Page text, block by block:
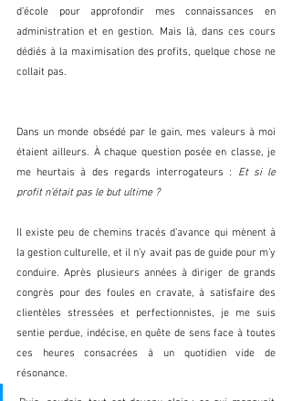
d’école pour approfondir mes connaissances en
administration et en gestion. Mais là, dans ces cours
dédiés à la maximisation des profits, quelque chose ne
collait pas.
Dans un monde obsédé par le gain, mes valeurs à moi
étaient ailleurs. À chaque question posée en classe, je
me heurtais à des regards interrogateurs :
Et si le
profit n’était pas le but ultime ?
Il existe peu de chemins tracés d’avance qui mènent à
la gestion culturelle, et il n’y avait pas de guide pour m’y
conduire. Après plusieurs années à diriger de grands
congrès pour des foules en cravate, à satisfaire des
clientèles stressées et perfectionnistes, je me suis
sentie perdue, indécise, en quête de sens face à toutes
ces heures consacrées à un quotidien vide de
résonance.